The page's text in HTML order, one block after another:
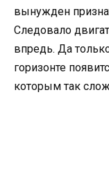
вынужден
Следовало
впредь. Да
горизонте
которым так